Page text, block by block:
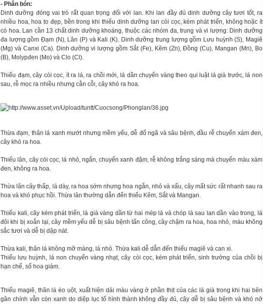
- Phân bón:
Dinh dưỡng đóng vai trò rất quan trọng đối với lan. Khi lan đầy đủ dinh dưỡng cây tươi tốt, ra
nhiều hoa, hoa to đẹp, bền trong khi thiếu dinh dưỡng lan còi cọc, kém phát triển, không hoặc ít
có hoa. Lan cần 13 chất dinh dưỡng khoáng, thuộc các nhóm đa, trung và vi lượng: Dinh dưỡng
đa lượng gồm Đạm (N), Lân (P) và Kali (K). Dinh dưỡng trung lượng gồm Lưu huỳnh (S), Magiê
(Mg) và Canxi (Ca). Dinh dưỡng vi lượng gồm Sắt (Fe), Kẽm (Zn), Đồng (Cu), Mangan (Mn), Bo
(B), Molypđen (Mo) và Clo (Cl).
Thiếu đạm, cây còi cọc, ít ra lá, ra chồi mới, lá dần chuyển vàng theo qui luật lá già trước, lá non
sau, rễ mọc ra nhiều nhưng cằn cỗi, cây khó ra hoa.
Thừa đạm, thân lá xanh mướt nhưng mềm yếu, dễ đổ ngã và sâu bệnh, đầu rễ chuyển xám đen,
cây khó ra hoa.
Thiếu lân, cây còi cọc, lá nhỏ, ngắn, chuyển xanh đậm, rễ không trắng sáng mà chuyển màu xám
đen, không ra hoa.
Thừa lân cây thấp, lá dày, ra hoa sớm nhưng hoa ngắn, nhỏ và xấu, cây mất sức rất nhanh sau ra
hoa và khó phục hồi. Thừa lân thường dẫn đến thiếu Kẽm, Sắt và Mangan.
Thiếu kali, cây kém phát triển, lá già vàng dần từ hai mép lá và chóp lá sau lan dần vào trong, lá
đôi khi bị xoắn lại, cây mềm yếu dễ bị sâu bệnh tấn công, cây chậm ra hoa, hoa nhỏ, màu không
sắc tươi và dễ bị dập nát.
Thừa kali, thân lá không mỡ màng, lá nhỏ. Thừa kali dễ dẫn đến thiếu magiê và can xi.
Thiếu lưu huỳnh, lá non chuyển vàng nhạt, cây còi cọc, kém phát triển, sinh trưởng của chồi bị
hạn chế, số hoa giảm.
Thiếu magiê, thân lá èo uột, xuất hiện dải màu vàng ở phần thịt của các lá già trong khi hai bên
gân chính vẫn còn xanh do diệp lục tố hình thành không đầy đủ, cây dễ bị sâu bệnh và khó nở